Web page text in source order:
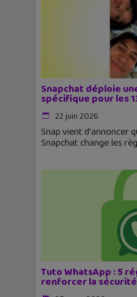
Snapchat déploie
spécifique pour les
22 juin 2026
Snap vient d'annoncer
Snapchat change les
Tuto WhatsApp : 5
renforcer la